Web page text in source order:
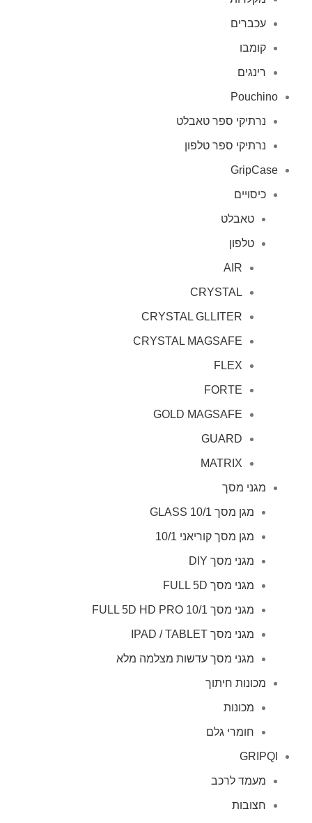
עכברים
קומבו
רינגים
Pouchino
נרתיקי ספר טאבלט
נרתיקי ספר טלפון
GripCase
כיסויים
טאבלט
טלפון
AIR
CRYSTAL
CRYSTAL GLLITER
CRYSTAL MAGSAFE
FLEX
FORTE
GOLD MAGSAFE
GUARD
MATRIX
מגני מסך
מגן מסך GLASS 10/1
מגן מסך קוריאני 10/1
מגני מסך DIY
מגני מסך FULL 5D
מגני מסך FULL 5D HD PRO 10/1
מגני מסך IPAD / TABLET
מגני מסך עדשות מצלמה מלא
מכונות חיתוך
מכונות
חומרי גלם
GRIPQI
מעמד לרכב
חצובות